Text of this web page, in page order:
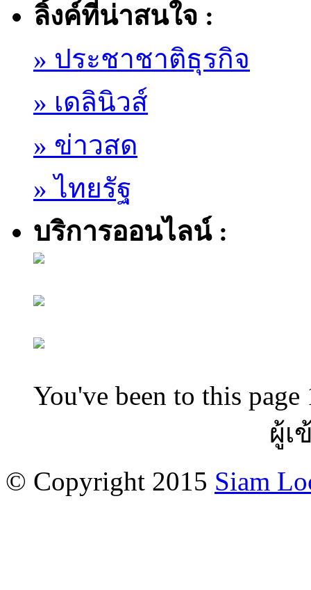
ลิ้งค์ที่น่าสนใจ :
» ประชาชาติธุรกิจ
» เดลินิวส์
» ข่าวสด
» ไทยรัฐ
บริการออนไลน์ :
You've been to this page
ผู้เ
© Copyright 2015 Siam